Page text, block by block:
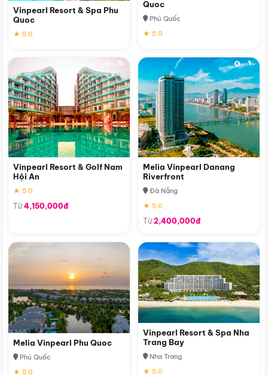
Vinpearl Resort & Spa Phu
Quoc
★ 5.0
Quoc
Phú Quốc
★ 5.0
Vinpearl Resort & Golf Nam
Hội An
★ 5.0
Từ4,150,000đ
Melia Vinpearl Danang
Riverfront
Đà Nẵng
★ 5.0
Từ2,400,000đ
Melia Vinpearl Phu Quoc
Phú Quốc
★ 5.0
Vinpearl Resort & Spa Nha
Trang Bay
Nha Trang
★ 5.0